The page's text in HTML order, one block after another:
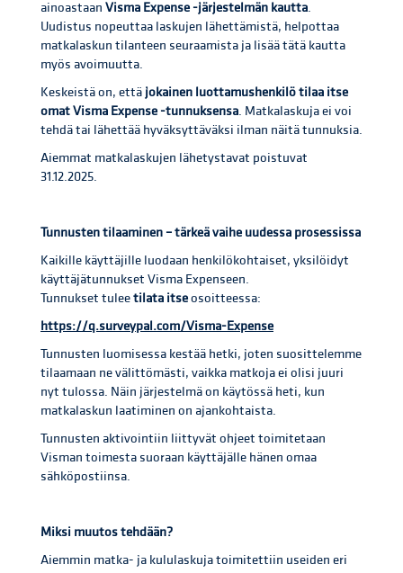
ainoastaan Visma Expense -järjestelmän kautta.
Uudistus nopeuttaa laskujen lähettämistä, helpottaa
matkalaskun tilanteen seuraamista ja lisää tätä kautta
myös avoimuutta.
Keskeistä on, että jokainen luottamushenkilö tilaa itse
omat Visma Expense -tunnuksensa. Matkalaskuja ei voi
tehdä tai lähettää hyväksyttäväksi ilman näitä tunnuksia.
Aiemmat matkalaskujen lähetystavat poistuvat
31.12.2025.
Tunnusten tilaaminen – tärkeä vaihe uudessa prosessissa
Kaikille käyttäjille luodaan henkilökohtaiset, yksilöidyt
käyttäjätunnukset Visma Expenseen.
Tunnukset tuleetilata itseosoitteessa:
https://q.surveypal.com/Visma-Expense
Tunnusten luomisessa kestää hetki, joten suosittelemme
tilaamaan ne välittömästi, vaikka matkoja ei olisi juuri
nyt tulossa. Näin järjestelmä on käytössä heti, kun
matkalaskun laatiminen on ajankohtaista.
Tunnusten aktivointiin liittyvät ohjeet toimitetaan
Visman toimesta suoraan käyttäjälle hänen omaa
sähköpostiinsa.
Miksi muutos tehdään?
Aiemmin matka- ja kululaskuja toimitettiin useiden eri